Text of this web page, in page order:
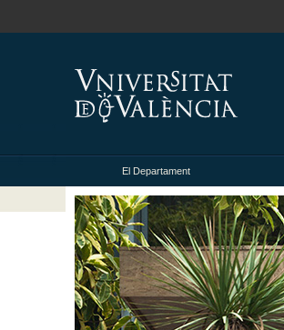
El Departament